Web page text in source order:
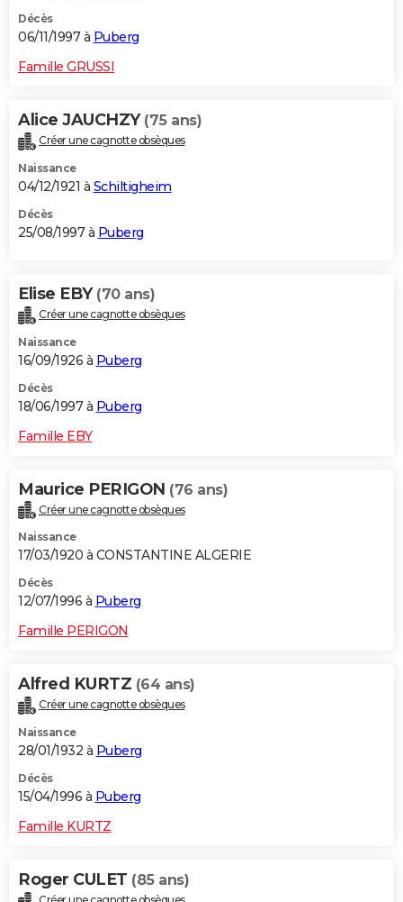
Décès
06/11/1997 à Puberg
Famille GRUSSI
Alice JAUCHZY (75 ans)
Créer une cagnotte obsèques
Naissance
04/12/1921 à Schiltigheim
Décès
25/08/1997 à Puberg
Elise EBY (70 ans)
Créer une cagnotte obsèques
Naissance
16/09/1926 à Puberg
Décès
18/06/1997 à Puberg
Famille EBY
Maurice PERIGON (76 ans)
Créer une cagnotte obsèques
Naissance
17/03/1920 à CONSTANTINE ALGERIE
Décès
12/07/1996 à Puberg
Famille PERIGON
Alfred KURTZ (64 ans)
Créer une cagnotte obsèques
Naissance
28/01/1932 à Puberg
Décès
15/04/1996 à Puberg
Famille KURTZ
Roger CULET (85 ans)